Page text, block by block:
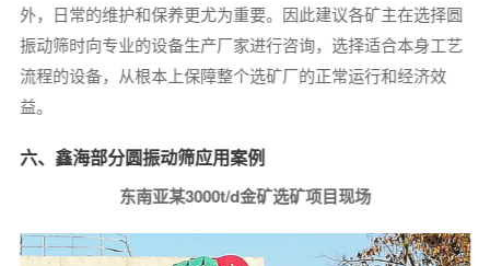
外，日常的维护和保养更尤为重要。因此建议各矿主在选择圆
振动筛时向专业的设备生产厂家进行咨询，选择适合本身工艺
流程的设备，从根本上保障整个选矿厂的正常运行和经济效
益。
六、鑫海部分圆振动筛应用案例
东南亚某3000t/d金矿选矿项目现场